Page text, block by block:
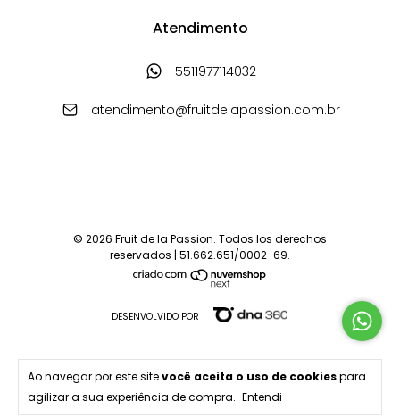
Ao navegar por este sitevocê aceita o uso de cookiespara
agilizar a sua experiência de compra. Entendi
Atendimento
5511977114032
atendimento@fruitdelapassion.com.br
© 2026 Fruit de la Passion. Todos los derechos
reservados | 51.662.651/0002-69.
DESENVOLVIDO POR